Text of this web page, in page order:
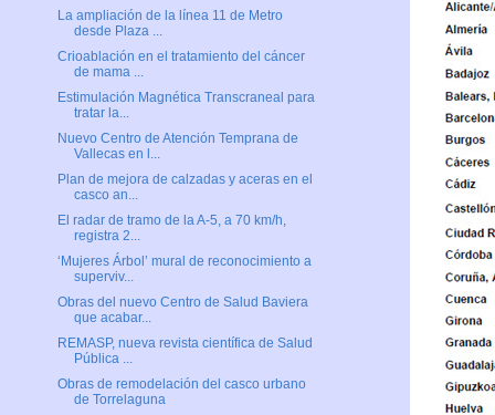
La ampliación de la línea 11 de Metro
desde Plaza ...
Crioablación en el tratamiento del cáncer
de mama ...
Estimulación Magnética Transcraneal para
tratar la...
Nuevo Centro de Atención Temprana de
Vallecas en l...
Plan de mejora de calzadas y aceras en el
casco an...
El radar de tramo de la A-5, a 70 km/h,
registra 2...
‘Mujeres Árbol’ mural de reconocimiento a
superviv...
Obras del nuevo Centro de Salud Baviera
que acabar...
REMASP, nueva revista científica de Salud
Pública ...
Obras de remodelación del casco urbano
de Torrelaguna